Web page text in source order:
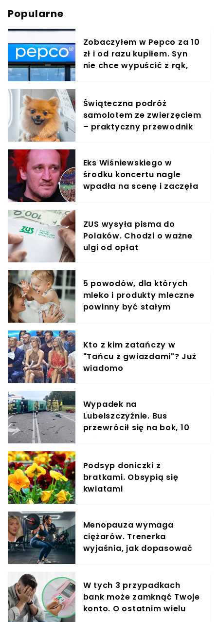
Popularne
Zobaczyłem w Pepco za 10
zł i od razu kupiłem. Syn
nie chce wypuścić z rąk,
Świąteczna podróż
samolotem ze zwierzęciem
– praktyczny przewodnik
Eks Wiśniewskiego w
środku koncertu nagle
wpadła na scenę i zaczęła
ZUS wysyła pisma do
Polaków. Chodzi o ważne
ulgi od opłat
5 powodów, dla których
mleko i produkty mleczne
powinny być stałym
Kto z kim zatańczy w
"Tańcu z gwiazdami"? Już
wiadomo
Wypadek na
Lubelszczyźnie. Bus
przewrócił się na bok, 10
Podsyp doniczki z
bratkami. Obsypią się
kwiatami
Menopauza wymaga
ciężarów. Trenerka
wyjaśnia, jak dopasować
W tych 3 przypadkach
bank może zamknąć Twoje
konto. O ostatnim wielu